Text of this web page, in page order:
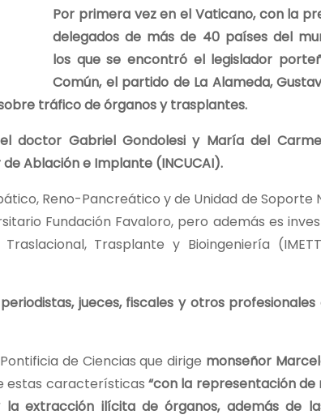
Por primera vez en el Vaticano, con la
delegados de más de 40 países del
los que se encontró el legislador
Común, el partido de La Alameda,
tráfico de órganos y trasplantes.
el doctor Gabriel Gondolesi y María del
Ablación e Implante (INCUCAI).
Reno-Pancreático y de Unidad de Soporte
Fundación Favaloro, pero además es
Trasplante y Bioingeniería
jueces, fiscales y otros
de Ciencias que dirige monseñor
estas características “con la representación de
extracción ilícita de órganos, además de